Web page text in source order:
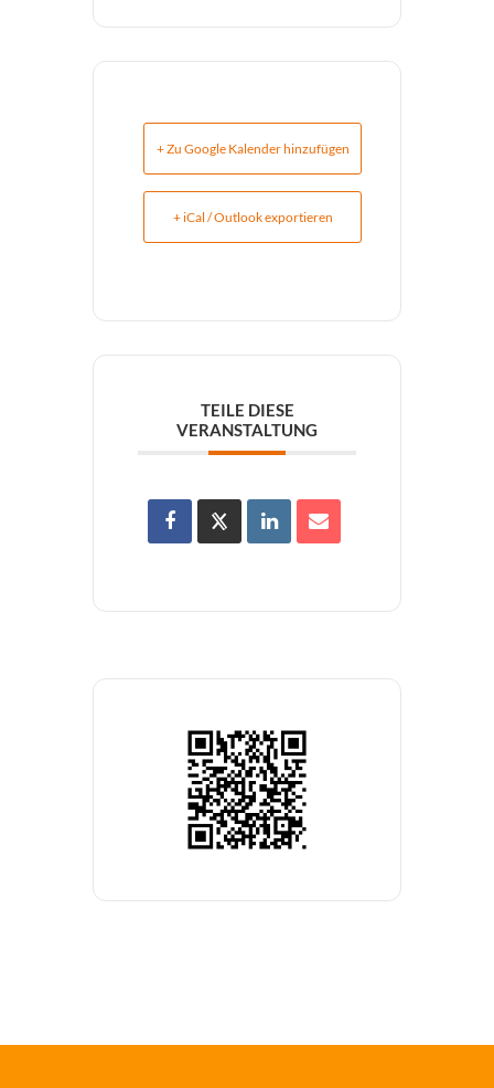
+ Zu Google Kalender hinzufügen
+ iCal / Outlook exportieren
TEILE DIESE
VERANSTALTUNG